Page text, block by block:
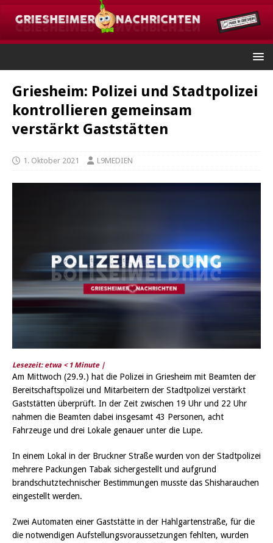
Griesheim: Polizei und Stadtpolizei
kontrollieren gemeinsam
verstärkt Gaststätten
1. Oktober 2021 L9MEDIEN
Lesezeit: etwa < 1 Minute |
Am Mittwoch (29.9.) hat die Polizei in Griesheim mit Beamten der
Bereitschaftspolizei und Mitarbeitern der Stadtpolizei verstärkt
Gaststätten überprüft. In der Zeit zwischen 19 Uhr und 22 Uhr
nahmen die Beamten dabei insgesamt 43 Personen, acht
Fahrzeuge und drei Lokale genauer unter die Lupe.
In einem Lokal in der Bruckner Straße wurden von der Stadtpolizei
mehrere Packungen Tabak sichergestellt und aufgrund
brandschutztechnischer Bestimmungen musste das Shisharauchen
eingestellt werden.
Zwei Automaten einer Gaststätte in der Hahlgartenstraße, für die
die notwendigen Aufstellungsvoraussetzungen fehlten, wurden